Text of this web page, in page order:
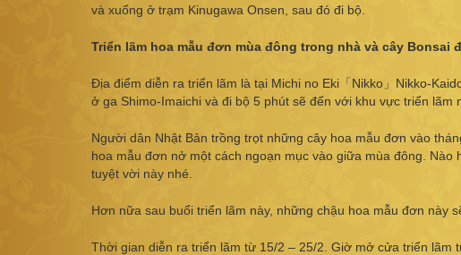
và xuống ở trạm Kinugawa Onsen, sau đó đi bộ.
Triển lãm hoa mẫu đơn mùa đông trong nhà và cây Bonsai
Địa điểm diễn ra triển lãm là tại Michi no Eki「Nikko」Nikko-
ở ga Shimo-Imaichi và đi bộ 5 phút sẽ đến với khu vực triển lãm
Người dân Nhật Bản trồng trọt những cây hoa mẫu đơn vào
hoa mẫu đơn nở một cách ngoạn mục vào giữa mùa đông.
tuyệt vời này nhé.
Hơn nữa sau buổi triển lãm này, những chậu hoa mẫu đơn này
Thời gian diễn ra triển lãm từ 15/2 – 25/2. Giờ mở cửa triển lãm